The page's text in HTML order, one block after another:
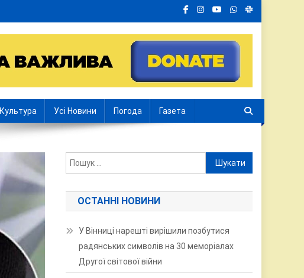
Культура Усі Новини Погода Газета
Пошук:
ОСТАННІ НОВИНИ
У Вінниці нарешті вирішили позбутися
радянських символів на 30 меморіалах
Другої світової війни